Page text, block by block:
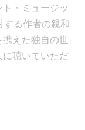
・ミュージッ
する作者の親和
えた独自の世
聴いていただ